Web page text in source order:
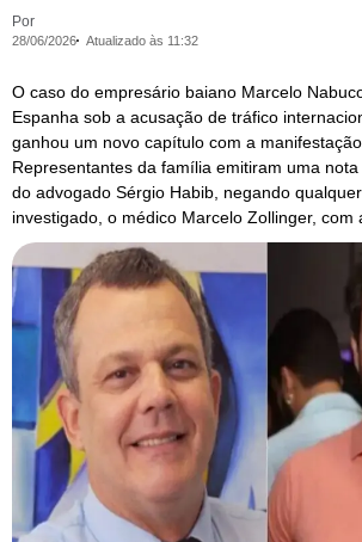
Por
28/06/2026 Atualizado às 11:32
O caso do empresário baiano Marcelo
Espanha sob a acusação de tráfico
ganhou um novo capítulo com a
Representantes da família emitiram uma
do advogado Sérgio Habib, negando
investigado, o médico Marcelo Zollinger,